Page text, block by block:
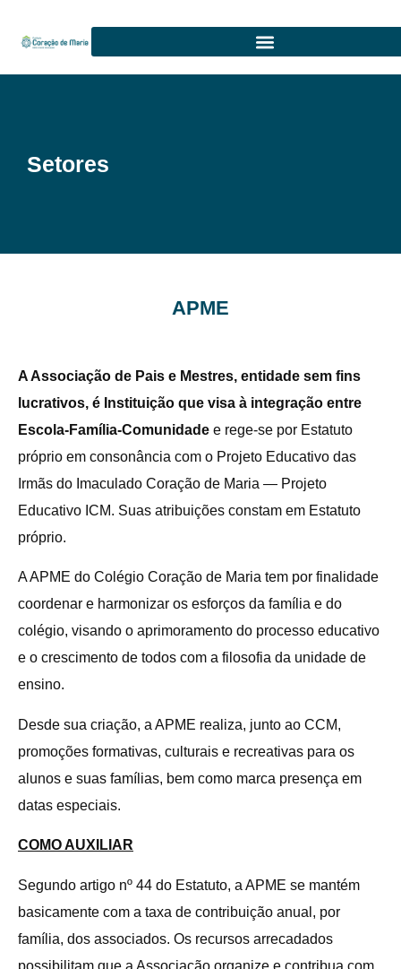
Setores
APME
A Associação de Pais e Mestres, entidade sem fins
lucrativos, é Instituição que visa à integração entre
Escola-Família-Comunidade e rege-se por Estatuto
próprio em consonância com o Projeto Educativo das
Irmãs do Imaculado Coração de Maria — Projeto
Educativo ICM. Suas atribuições constam em Estatuto
próprio.
A APME do Colégio Coração de Maria tem por finalidade
coordenar e harmonizar os esforços da família e do
colégio, visando o aprimoramento do processo educativo
e o crescimento de todos com a filosofia da unidade de
ensino.
Desde sua criação, a APME realiza, junto ao CCM,
promoções formativas, culturais e recreativas para os
alunos e suas famílias, bem como marca presença em
datas especiais.
COMO AUXILIAR
Segundo artigo nº 44 do Estatuto, a APME se mantém
basicamente com a taxa de contribuição anual, por
família, dos associados. Os recursos arrecadados
possibilitam que a Associação organize e contribua com